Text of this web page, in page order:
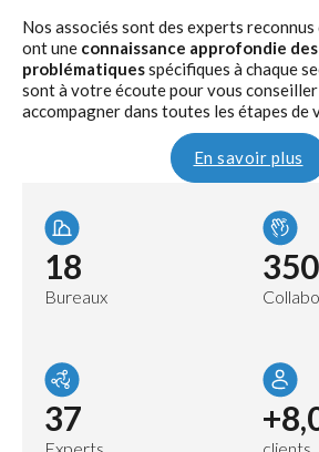
Nos associés sont des experts reconnus
ont une connaissance approfondie
problématiquesspécifiques à chaque
sont à votre écoute pour vous
accompagner dans toutes les étapes de
En savoir plus
18
Bureaux
350
37